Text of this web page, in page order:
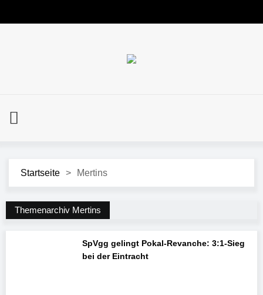
Startseite > Mertins
Themenarchiv Mertins
SpVgg gelingt Pokal-Revanche: 3:1-Sieg
bei der Eintracht